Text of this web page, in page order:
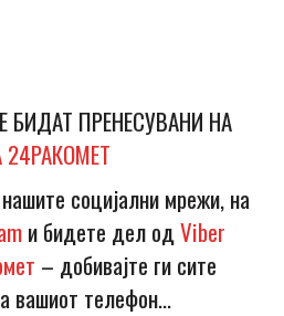
БИДАТ ПРЕНЕСУВАНИ НА
24РАКОМЕТ
социјални мрежи, на
и бидете дел одViber
– добивајте ги сите
вашиот телефон…